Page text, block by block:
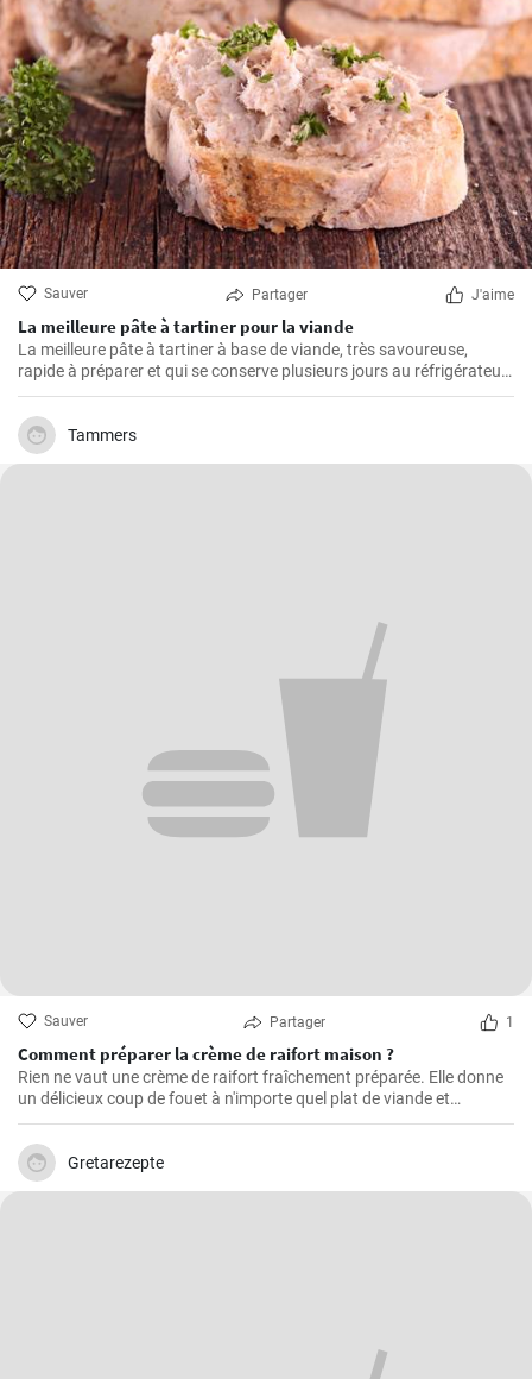
Sauver Partager J'aime
La meilleure pâte à tartiner pour la viande
La meilleure pâte à tartiner à base de viande, très savoureuse,
rapide à préparer et qui se conserve plusieurs jours au réfrigérateur.
Vous pouvez la servir avec du pain frais ou de la baguette maison.
Tammers
Sauver Partager 1
Comment préparer la crème de raifort maison ?
Rien ne vaut une crème de raifort fraîchement préparée. Elle donne
un délicieux coup de fouet à n'importe quel plat de viande et
constitue un excellent condiment pour les sandwichs.
Gretarezepte